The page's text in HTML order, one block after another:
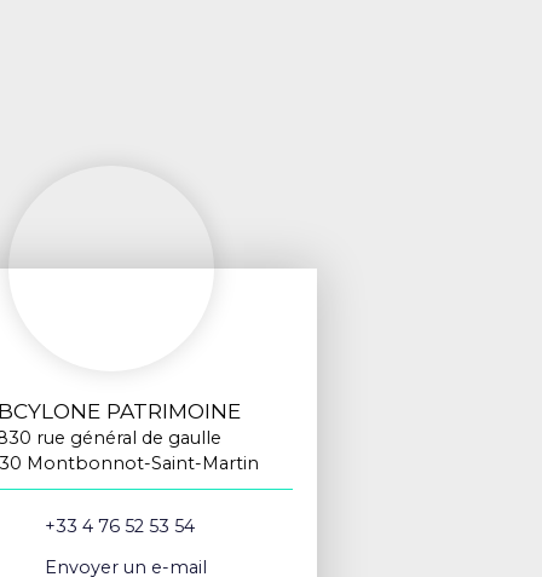
PATRIMOINE
rue général de gaulle
Montbonnot-Saint-Martin
+33 4 76 52 53 54
Envoyer un e-mail